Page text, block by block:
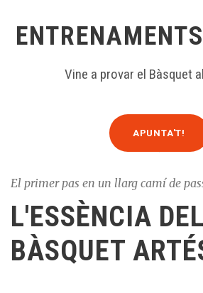
Vine a provar el Bàsquet
APUNTA'T!
El primer pas en un llarg camí de
L'ESSÈNCIA DEL
BÀSQUET